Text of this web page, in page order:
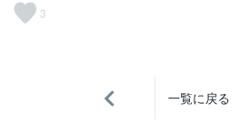
3
一覧に戻る